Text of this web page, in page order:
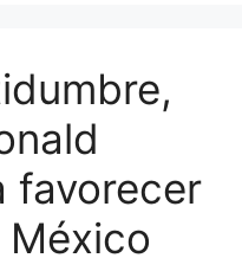
favorecer